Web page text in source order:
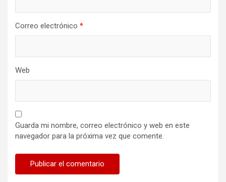
Correo electrónico *
Web
Guarda mi nombre, correo electrónico y web en este
navegador para la próxima vez que comente.